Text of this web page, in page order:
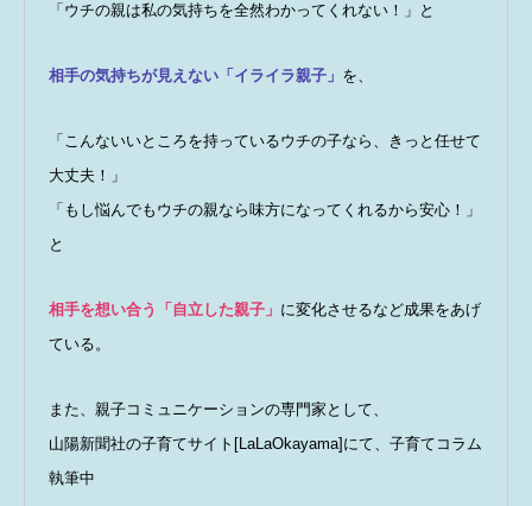
「ウチの親は私の気持ちを全然わかってくれない！」と
相手の気持ちが見えない 「イライラ親子」 を、
「こんないいところを持っているウチの子なら、きっと任せて
大丈夫！」
「もし悩んでもウチの親なら味方になってくれるから安心！」
と
相手を想い合う「自立した親子」 に変化させるなど成果をあげ
ている。
また、親子コミュニケーションの専門家として、
山陽新聞社の子育てサイト[LaLaOkayama]にて、子育てコラム
執筆中